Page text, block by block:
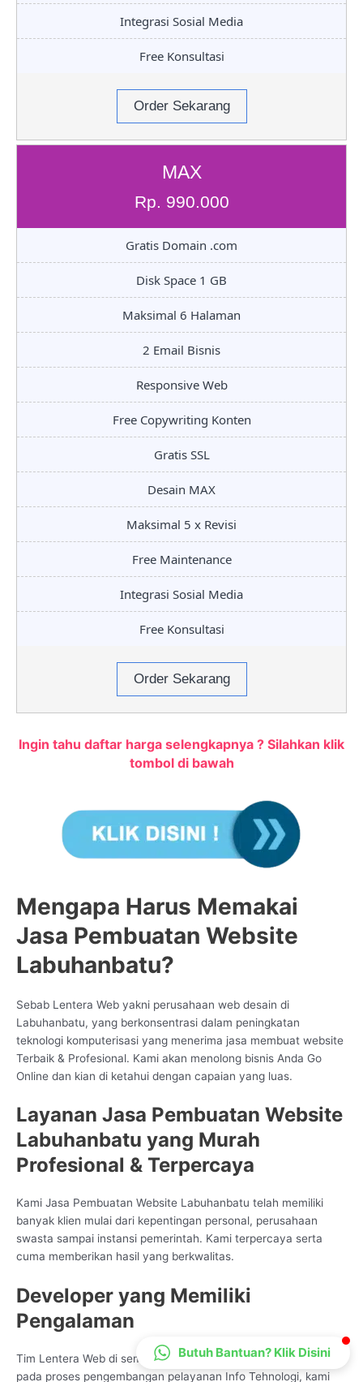
Integrasi Sosial Media
Free Konsultasi
Order Sekarang
MAX
Rp. 990.000
Gratis Domain .com
Disk Space 1 GB
Maksimal 6 Halaman
2 Email Bisnis
Responsive Web
Free Copywriting Konten
Gratis SSL
Desain MAX
Maksimal 5 x Revisi
Free Maintenance
Integrasi Sosial Media
Free Konsultasi
Order Sekarang
Ingin tahu daftar harga selengkapnya ? Silahkan klik
tombol di bawah
Mengapa Harus Memakai
Jasa Pembuatan Website
Labuhanbatu?
Sebab Lentera Web yakni perusahaan web desain di
Labuhanbatu, yang berkonsentrasi dalam peningkatan
teknologi komputerisasi yang menerima jasa membuat website
Terbaik & Profesional. Kami akan menolong bisnis Anda Go
Online dan kian di ketahui dengan capaian yang luas.
Layanan Jasa Pembuatan Website
Labuhanbatu yang Murah
Profesional & Terpercaya
Kami Jasa Pembuatan Website Labuhanbatu telah memiliki
banyak klien mulai dari kepentingan personal, perusahaan
swasta sampai instansi pemerintah. Kami terpercaya serta
cuma memberikan hasil yang berkwalitas.
Developer yang Memiliki
Pengalaman
Tim Lentera Web di semua penjuru Indonesia begitu pakar
pada proses pengembangan pelayanan Info Tehnologi, kami
CS Lenteraweb
Online
Butuh Bantuan? Klik Disini